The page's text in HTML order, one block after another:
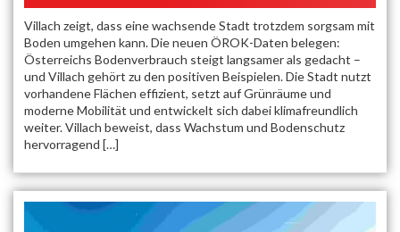
Villach zeigt, dass eine wachsende Stadt trotzdem sorgsam mit
Boden umgehen kann. Die neuen ÖROK-Daten belegen:
Österreichs Bodenverbrauch steigt langsamer als gedacht –
und Villach gehört zu den positiven Beispielen. Die Stadt nutzt
vorhandene Flächen effizient, setzt auf Grünräume und
moderne Mobilität und entwickelt sich dabei klimafreundlich
weiter. Villach beweist, dass Wachstum und Bodenschutz
hervorragend […]